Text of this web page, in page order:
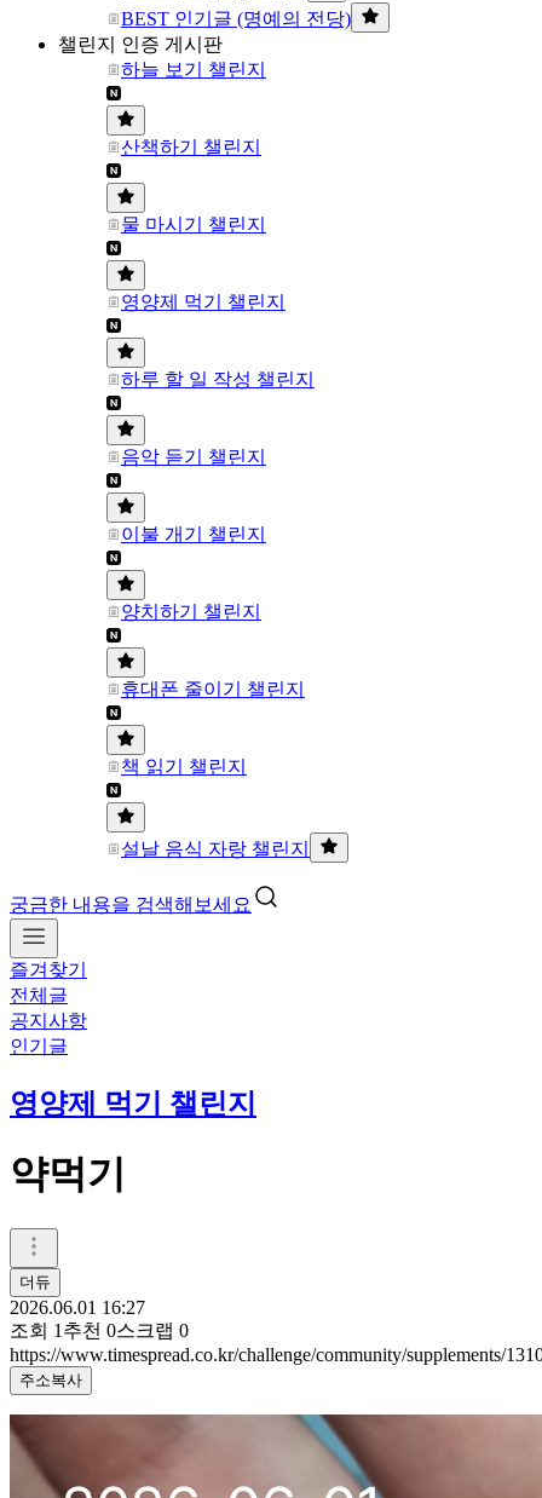
BEST 인기글 (명예의 전당)
챌린지 인증 게시판
하늘 보기 챌린지
산책하기 챌린지
물 마시기 챌린지
영양제 먹기 챌린지
하루 할 일 작성 챌린지
음악 듣기 챌린지
이불 개기 챌린지
양치하기 챌린지
휴대폰 줄이기 챌린지
책 읽기 챌린지
설날 음식 자랑 챌린지
궁금한 내용을 검색해보세요
즐겨찾기
전체글
공지사항
인기글
영양제 먹기 챌린지
약먹기
더듀
2026.06.01 16:27
조회 1 추천 0스크랩 0
https://www.timespread.co.kr/challenge/community/supplements/
주소복사